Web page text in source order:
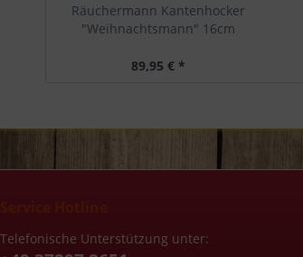
Räuchermann Kantenhocker
"Weihnachtsmann" 16cm
89,95 € *
Telefonische Unterstützung unter: